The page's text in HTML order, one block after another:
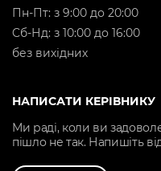
Пн-Пт: з 9:00 до 20:00
Cб-Нд: з 10:00 до 16:00
без вихідних
НАПИСАТИ КЕРІВНИКУ
Ми раді, коли ви
пішло не так. Напишіть